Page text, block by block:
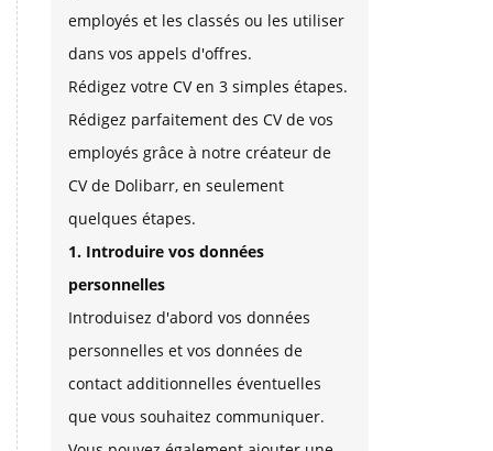
employés et les classés ou les utiliser
dans vos appels d'offres.
Rédigez votre CV en 3 simples étapes.
Rédigez parfaitement des CV de vos
employés grâce à notre créateur de
CV de Dolibarr, en seulement
quelques étapes.
1. Introduire vos données
personnelles
Introduisez d'abord vos données
personnelles et vos données de
contact additionnelles éventuelles
que vous souhaitez communiquer.